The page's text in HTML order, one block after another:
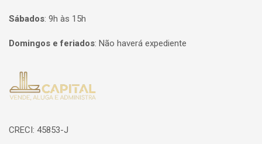
Sábados: 9h às 15h
Domingos e feriados: Não haverá expediente
Página inicial
CRECI: 45853-J